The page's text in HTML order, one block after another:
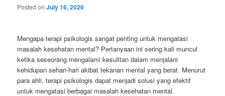
Posted onJuly 16, 2026
Mengapa terapi psikologis sangat penting untuk mengatasi
masalah kesehatan mental? Pertanyaan ini sering kali muncul
ketika seseorang mengalami kesulitan dalam menjalani
kehidupan sehari-hari akibat tekanan mental yang berat. Menurut
para ahli, terapi psikologis dapat menjadi solusi yang efektif
untuk mengatasi berbagai masalah kesehatan mental.